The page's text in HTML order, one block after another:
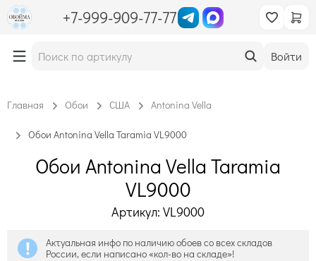
+7-999-909-77-77
Войти
Главная Обои США Antonina Vella
Обои Antonina Vella Taramia VL9000
Обои Antonina Vella Taramia
VL9000
Артикул: VL9000
Актуальная инфо по наличию обоев со всех складов
России, если написано «кол-во на складе»!